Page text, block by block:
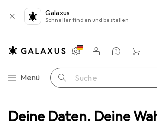
Deine Daten. Deine
Galaxus
Schneller finden und bestellen
Navigation nach Kategorien
Menü Suche
Einstellungen
Kundenkonto
Vergleichslisten
Merklisten
Warenkorb
Hochdruckreiniger Makita